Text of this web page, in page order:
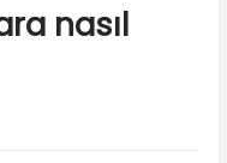
nasıl